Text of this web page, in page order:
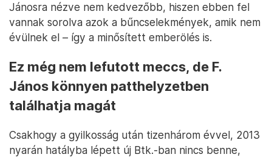
Jánosra nézve nem kedvezőbb, hiszen ebben fel
vannak sorolva azok a bűncselekmények, amik nem
évülnek el – így a minősített emberölés is.
Ez még nem lefutott meccs, de F.
János könnyen patthelyzetben
találhatja magát
Csakhogy a gyilkosság után tizenhárom évvel, 2013
nyarán hatályba lépett új Btk.-ban nincs benne,